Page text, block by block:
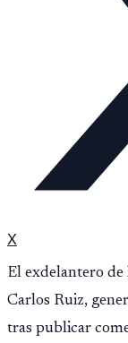
X
El exdelantero de
Carlos Ruiz,
tras publicar